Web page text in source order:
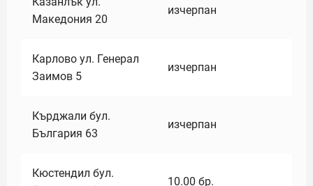
Македония 20
изчерпан
Карлово ул. Генерал
Заимов 5
изчерпан
Кърджали бул.
България 63
изчерпан
Кюстендил бул.
10.00 бр.